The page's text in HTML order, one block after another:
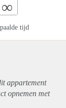
∞
tijd
appartement
opnemen met